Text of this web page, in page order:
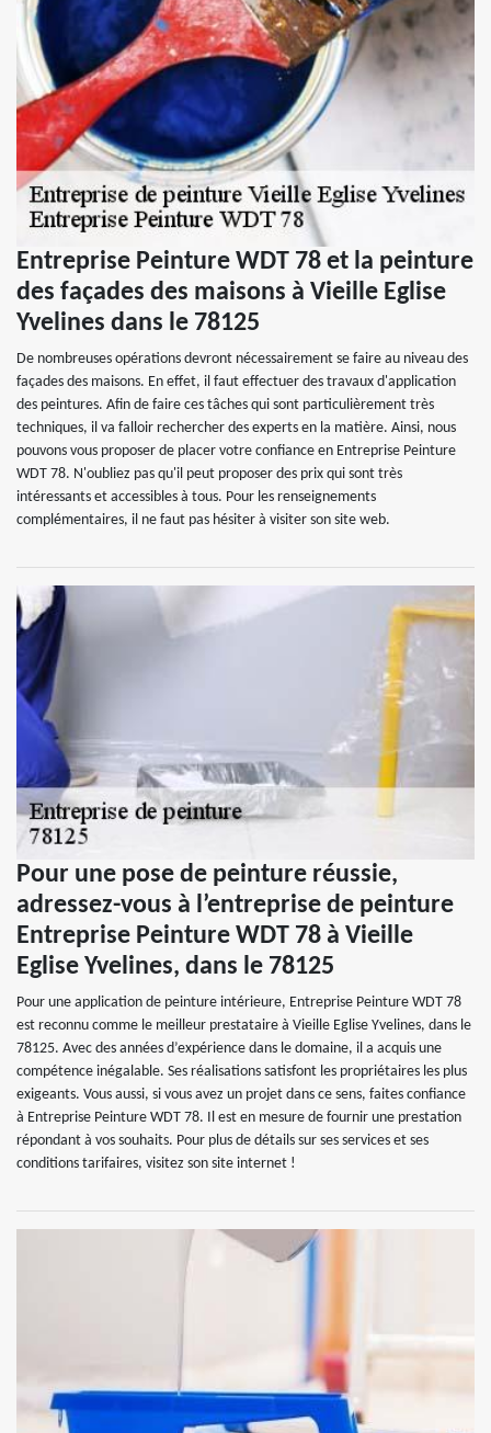
Entreprise Peinture WDT 78 et la peinture
des façades des maisons à Vieille Eglise
Yvelines dans le 78125
De nombreuses opérations devront nécessairement se faire au niveau des
façades des maisons. En effet, il faut effectuer des travaux d'application
des peintures. Afin de faire ces tâches qui sont particulièrement très
techniques, il va falloir rechercher des experts en la matière. Ainsi, nous
pouvons vous proposer de placer votre confiance en Entreprise Peinture
WDT 78. N'oubliez pas qu'il peut proposer des prix qui sont très
intéressants et accessibles à tous. Pour les renseignements
complémentaires, il ne faut pas hésiter à visiter son site web.
Pour une pose de peinture réussie,
adressez-vous à l’entreprise de peinture
Entreprise Peinture WDT 78 à Vieille
Eglise Yvelines, dans le 78125
Pour une application de peinture intérieure, Entreprise Peinture WDT 78
est reconnu comme le meilleur prestataire à Vieille Eglise Yvelines, dans le
78125. Avec des années d’expérience dans le domaine, il a acquis une
compétence inégalable. Ses réalisations satisfont les propriétaires les plus
exigeants. Vous aussi, si vous avez un projet dans ce sens, faites confiance
à Entreprise Peinture WDT 78. Il est en mesure de fournir une prestation
répondant à vos souhaits. Pour plus de détails sur ses services et ses
conditions tarifaires, visitez son site internet !